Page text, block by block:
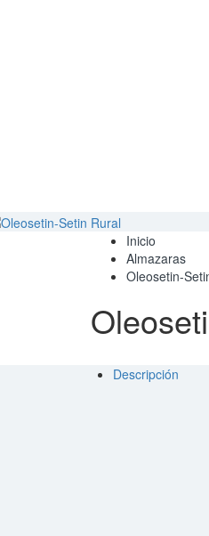
Inicio
Almazaras
Oleosetin-
Descripción